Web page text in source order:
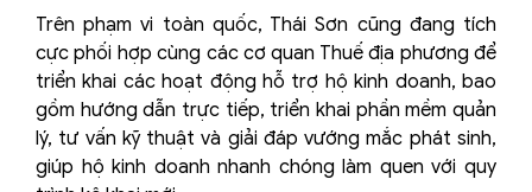
Trên phạm vi toàn quốc, Thái Sơn cũng đang tích
cực phối hợp cùng các cơ quan Thuế địa phương để
triển khai các hoạt động hỗ trợ hộ kinh doanh, bao
gồm hướng dẫn trực tiếp, triển khai phần mềm quản
lý, tư vấn kỹ thuật và giải đáp vướng mắc phát sinh,
giúp hộ kinh doanh nhanh chóng làm quen với quy